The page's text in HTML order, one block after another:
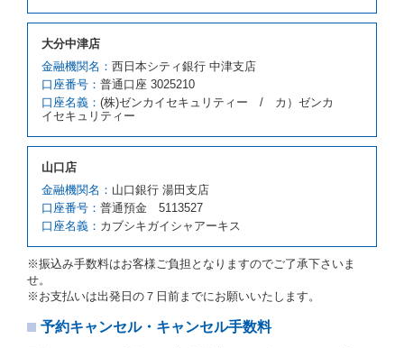
の車種クラスの貸渡料金によるものとします。
借受人は、第１項の代替レンタカーの貸渡しの申入れ
を拒絶し、予約を取り消すことができるものとしま
す。
前項の場合、第１項の貸渡しをすることができない原
因が、当社の責に帰する事由によるときには第４条第
４項の予約の取消しとして取り扱い、当社は受領済の
予約申込金を返還するものとします。
原因が、当社の責に帰さない事由による時には第４条
第５項の予約の取消しとして取り扱い、当社は受領済
の予約申込金を返還するものとします。
第６条（免責）
が締結されなかったことについて、第４条及び第５条
とします。
第３章／貸 渡 し
大分中津店
金融機関名： 西日本シティ銀行 中津支店
口座番号： 普通口座 3025210
口座名義： (株)ゼンカイセキュリティー / カ）ゼンカ
イセキュリティー
山口店
金融機関名： 山口銀行 湯田支店
口座番号： 普通預金 5113527
口座名義： カブシキガイシャアーキス
※振込み手数料はお客様ご負担となりますのでご了承下さいま
せ。
※お支払いは出発日の７日前までにお願いいたします。
予約キャンセル・キャンセル手数料